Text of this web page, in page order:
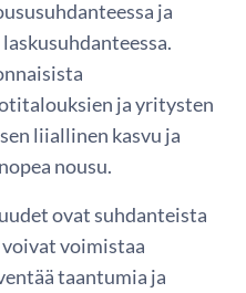
ja
ja yritysten
liiallinen kasvu ja
nousu.
ovat suhdanteista
voimistaa
taantumia ja